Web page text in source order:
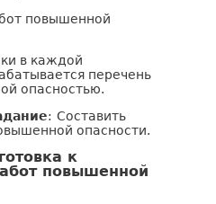
повышенной
в каждой
перечень
опасностью.
: Составить
опасности.
к
повышенной